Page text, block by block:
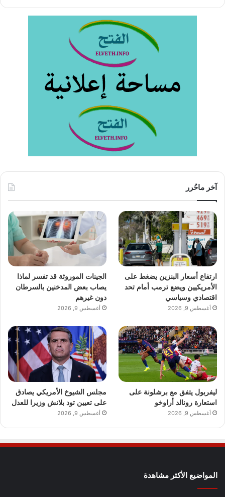
آخر ماحُرر
ارتفاع أسعار البنزين يضغط على
الأمريكيين ويضع ترمب أمام تحد
اقتصادي وسياسي
أغسطس 9, 2026
الجينات الموروثة قد تفسر لماذا
يصاب بعض المدخنين بالسرطان
دون غيرهم
أغسطس 9, 2026
ليفربول يتفق مع برشلونة على
استعارة رونالد أراوخو
أغسطس 9, 2026
مجلس الشيوخ الأمريكي يصادق
على تعيين تود بلانش وزيرا للعدل
أغسطس 9, 2026
المواضيع الأكثر مشاهدة